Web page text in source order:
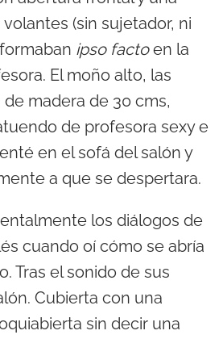
(sin sujetador, ni
ipso factoen la
El moño alto, las
madera de 30 cms,
de profesora sexy e
en el sofá del salón y
a que se despertara.
los diálogos de
cuando oí cómo se abría
Tras el sonido de sus
Cubierta con una
sin decir una